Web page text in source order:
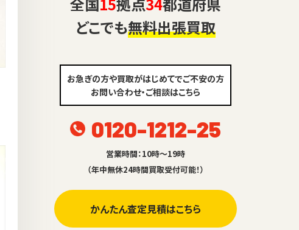
どこでも無料出張買取
お急ぎの方や買取がはじめてでご不安の方
お問い合わせ・ご相談はこちら
0120-1212-25
営業時間：10時～19時
（年中無休24時間買取受付可能！）
かんたん査定見積はこちら